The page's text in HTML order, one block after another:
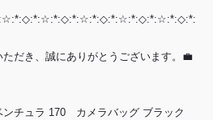
だき、誠にありがとうございます。💼
チュラ 170 カメラバッグ ブラック